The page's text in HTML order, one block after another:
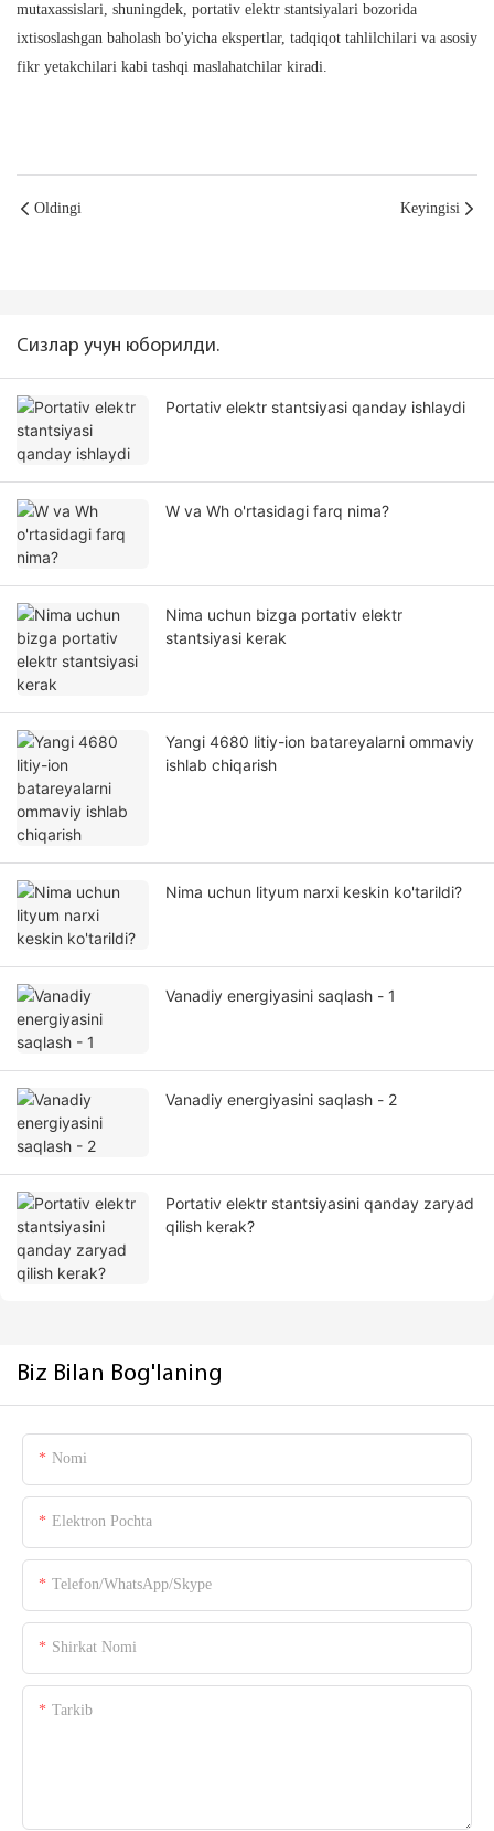
mutaxassislari, shuningdek, portativ elektr stantsiyalari bozorida
ixtisoslashgan baholash bo'yicha ekspertlar, tadqiqot tahlilchilari va asosiy
fikr yetakchilari kabi tashqi maslahatchilar kiradi.
Oldingi Keyingisi
Сизлар учун юборилди.
Portativ elektr stantsiyasi qanday ishlaydi
W va Wh o'rtasidagi farq nima?
Nima uchun bizga portativ elektr
stantsiyasi kerak
Yangi 4680 litiy-ion batareyalarni ommaviy
ishlab chiqarish
Nima uchun lityum narxi keskin ko'tarildi?
Vanadiy energiyasini saqlash - 1
Vanadiy energiyasini saqlash - 2
Portativ elektr stantsiyasini qanday zaryad
qilish kerak?
Biz Bilan Bog'laning
Nomi
Elektron Pochta
Telefon/WhatsApp/Skype
Shirkat Nomi
Tarkib